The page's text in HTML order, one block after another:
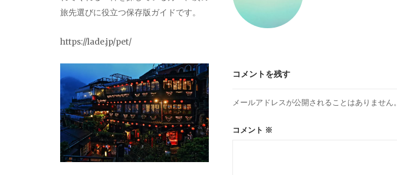
シ
ン
コメントを残す
メールアドレスが公開されることはありません。
コメント ※
旅先選びに役立つ保存版ガイドです。
https://lade.jp/pet/